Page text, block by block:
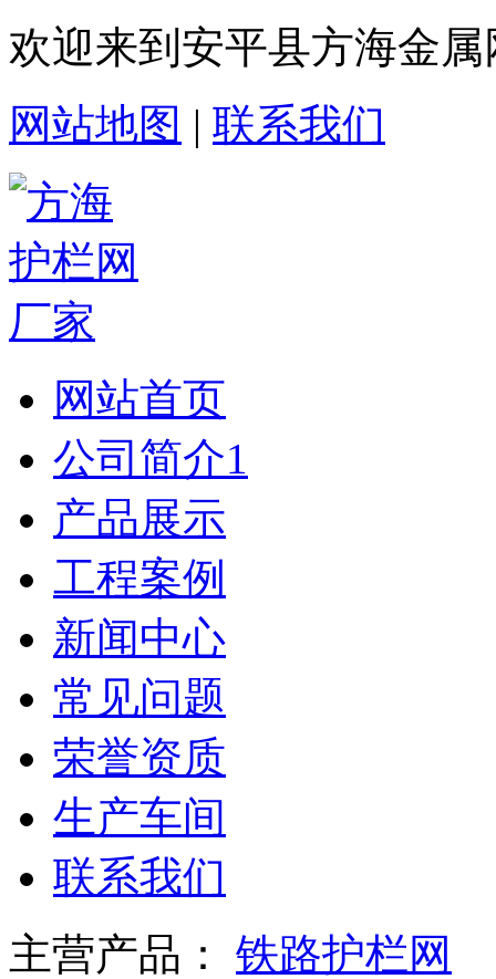
欢迎来到安平县方海金
网站地图 | 联系我们
网站首页
公司简介1
产品展示
工程案例
新闻中心
常见问题
荣誉资质
生产车间
联系我们
主营产品： 铁路护栏网